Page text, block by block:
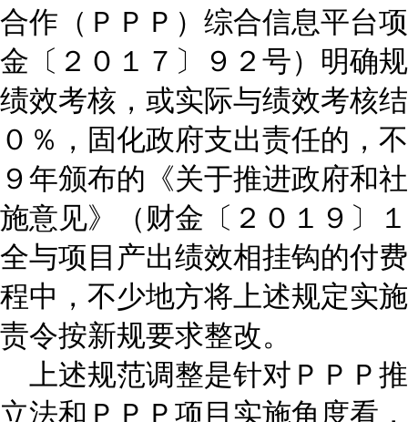
合作（ＰＰＰ）综合信息平台
金〔２０１７〕９２号）明确
绩效考核，或实际与绩效考核
０％，固化政府支出责任的，
９年颁布的《关于推进政府和
施意见》（财金〔２０１９〕
全与项目产出绩效相挂钩的付
程中，不少地方将上述规定实
责令按新规要求整改。
上述规范调整是针对ＰＰＰ
立法和ＰＰＰ项目实施角度看